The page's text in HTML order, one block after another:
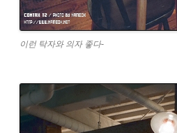
이런 탁자와 의자 좋다-